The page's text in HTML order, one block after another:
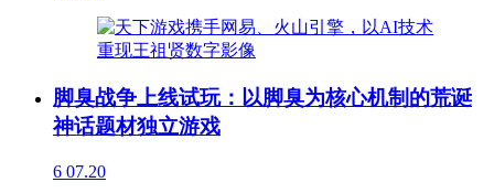
脚臭战争上线试玩：以脚臭为核心机制的荒诞
神话题材独立游戏
6 07.20